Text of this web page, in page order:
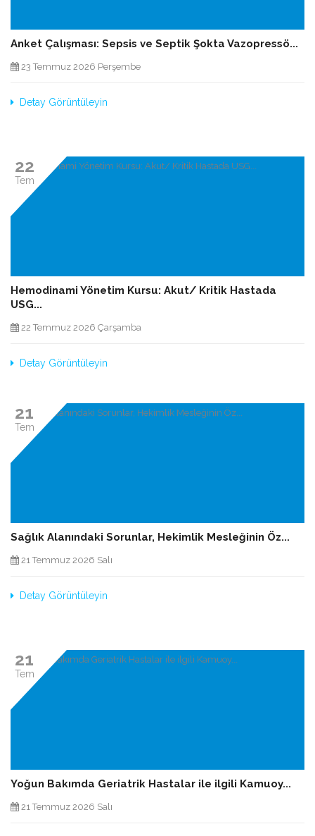
Anket Çalışması: Sepsis ve Septik Şokta Vazopressö...
23 Temmuz 2026 Perşembe
Detay Görüntüleyin
22
Tem
Hemodinami Yönetim Kursu: Akut/ Kritik Hastada
USG...
22 Temmuz 2026 Çarşamba
Detay Görüntüleyin
21
Tem
Sağlık Alanındaki Sorunlar, Hekimlik Mesleğinin Öz...
21 Temmuz 2026 Salı
Detay Görüntüleyin
21
Tem
Yoğun Bakımda Geriatrik Hastalar ile ilgili Kamuoy...
21 Temmuz 2026 Salı